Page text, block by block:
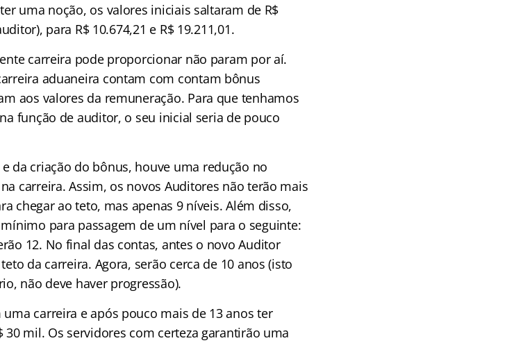
uma noção, os valores iniciais saltaram de R$
para R$ 10.674,21 e R$ 19.211,01.
carreira pode proporcionar não param por aí.
aduaneira contam com contam bônus
aos valores da remuneração. Para que tenhamos
função de auditor, o seu inicial seria de pouco
da criação do bônus, houve uma redução no
carreira. Assim, os novos Auditores não terão mais
chegar ao teto, mas apenas 9 níveis. Além disso,
para passagem de um nível para o seguinte:
12. No final das contas, antes o novo Auditor
da carreira. Agora, serão cerca de 10 anos (isto
não deve haver progressão).
carreira e após pouco mais de 13 anos ter
mil. Os servidores com certeza garantirão uma